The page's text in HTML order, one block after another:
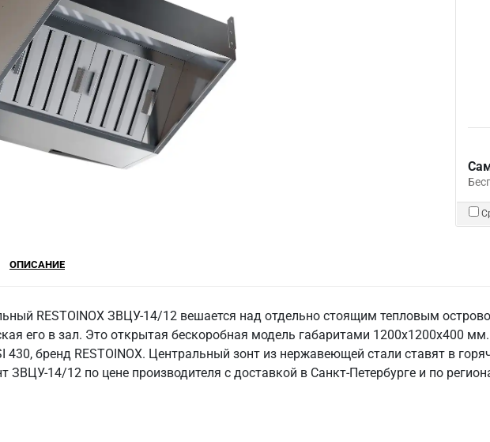
ОПИСАНИЕ
RESTOINOX ЗВЦУ-14/12 вешается над отдельно стоящим тепловым
его в зал. Это открытая бескоробная модель габаритами 1200х1200х400
бренд RESTOINOX. Центральный зонт из нержавеющей стали ставят в
ЗВЦУ-14/12 по цене производителя с доставкой в Санкт‑Петербурге и по